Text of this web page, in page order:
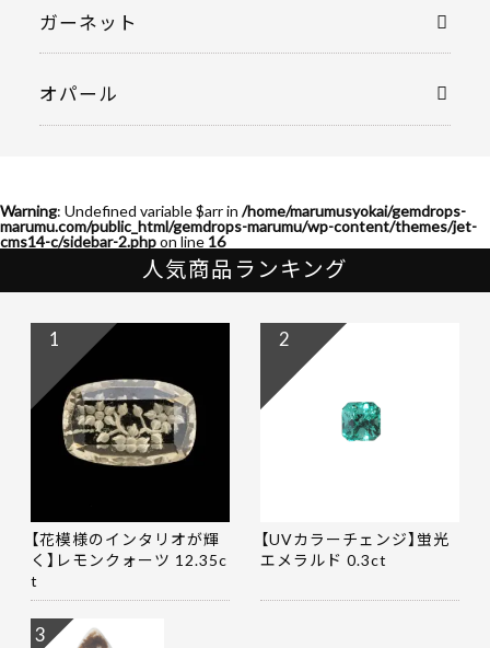
ガーネット
オパール
Warning: Undefined variable $arr in /home/marumusyokai/gemdrops-
marumu.com/public_html/gemdrops-marumu/wp-content/themes/jet-
cms14-c/sidebar-2.phpon line 16
人気商品ランキング
【花模様のインタリオが輝
く】レモンクォーツ 12.35c
t
1
【UVカラーチェンジ】蛍光
エメラルド 0.3ct
2
3